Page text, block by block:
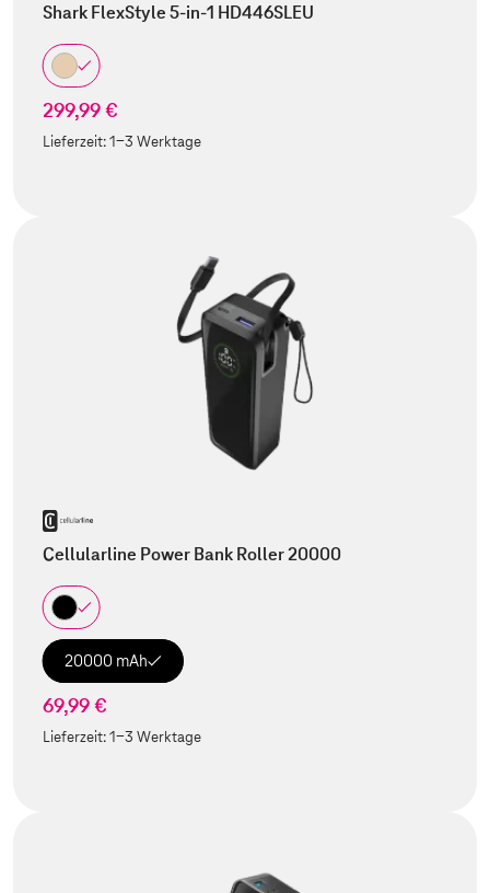
Shark FlexStyle 5-in-1 HD446SLEU
299,99 €
Lieferzeit:1-3 Werktage
Cellularline Power Bank Roller 20000
20000 mAh
69,99 €
Lieferzeit:1-3 Werktage